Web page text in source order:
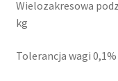
Wielozakresowa
kg
Tolerancja wagi